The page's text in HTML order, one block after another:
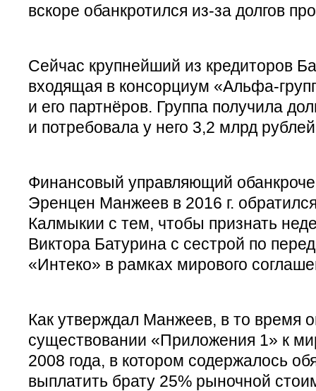
вскоре обанкротился из-за долгов
Сейчас крупнейший из кредиторов
входящая в консорциум «Альфа-
и его партнёров. Группа получила
и потребовала у него 3,2 млрд рублей
Финансовый управляющий
Эренцен Манжеев в 2016 г.
Калмыкии с тем, чтобы признать
Виктора Батурина с сестрой по
«Интеко» в рамках мирового
Как утверждал Манжеев, в то время
существовании «Приложения 1» к
2008 года, в котором содержалось
выплатить брату 25% рыночной